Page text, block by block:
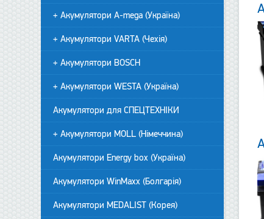
+ Акумулятори A-mega (Україна)
+ Акумулятори VARTA (Чехія)
+ Акумулятори BOSCH
+ Акумулятори WESTA (Україна)
Акумулятори для СПЕЦТЕХНІКИ
+ Акумулятори MOLL (Німеччина)
Акумулятори Energy box (Україна)
Акумулятори WinMaxx (Болгарія)
Акумулятори MEDALIST (Корея)